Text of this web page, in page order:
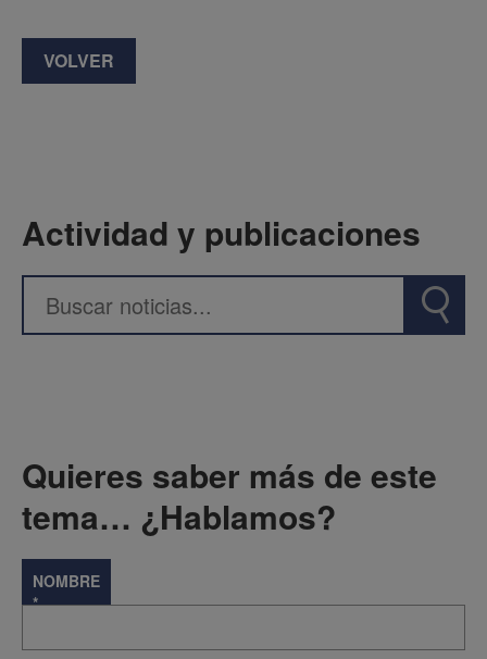
VOLVER
Actividad y publicaciones
Quieres saber más de este
tema… ¿Hablamos?
NOMBRE
*